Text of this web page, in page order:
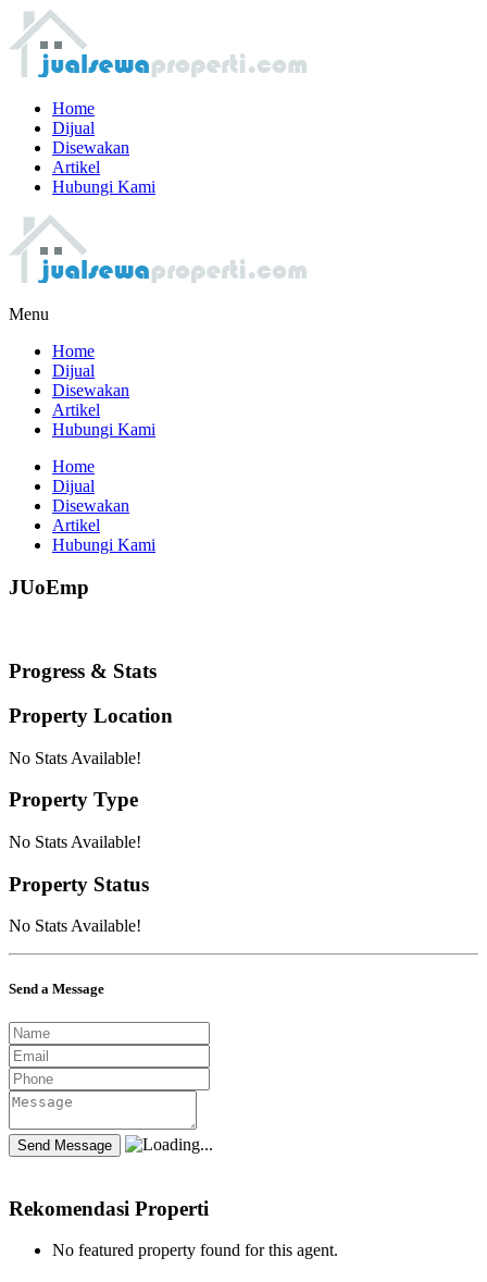
Home
Dijual
Disewakan
Artikel
Hubungi Kami
Menu
Home
Dijual
Disewakan
Artikel
Hubungi Kami
Home
Dijual
Disewakan
Artikel
Hubungi Kami
JUoEmp
Progress & Stats
Property Location
No Stats Available!
Property Type
No Stats Available!
Property Status
No Stats Available!
Send a Message
Rekomendasi Properti
No featured property found for this agent.